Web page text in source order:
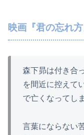
映画『君の忘れ
森下昴は付き合
を間近に控えて
で亡くなってし
言葉にならない